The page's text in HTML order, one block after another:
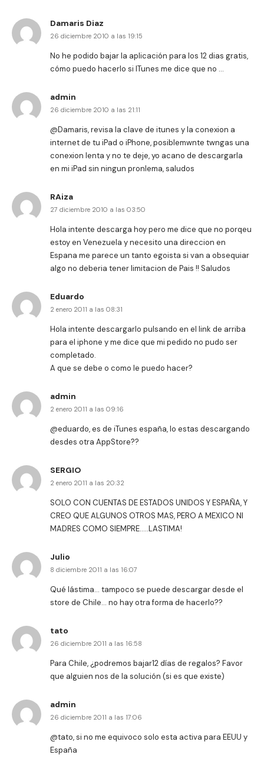
Damaris Diaz
26 diciembre 2010 a las 19:15
No he podido bajar la aplicación para los 12 dias gratis,
cómo puedo hacerlo si ITunes me dice que no …
admin
26 diciembre 2010 a las 21:11
@Damaris, revisa la clave de itunes y la conexion a
internet de tu iPad o iPhone, posiblemwnte twngas una
conexion lenta y no te deje, yo acano de descargarla
en mi iPad sin ningun pronlema, saludos
RAiza
27 diciembre 2010 a las 03:50
Hola intente descarga hoy pero me dice que no porqeu
estoy en Venezuela y necesito una direccion en
Espana me parece un tanto egoista si van a obsequiar
algo no deberia tener limitacion de Pais !! Saludos
Eduardo
2 enero 2011 a las 08:31
Hola intente descargarlo pulsando en el link de arriba
para el iphone y me dice que mi pedido no pudo ser
completado.
A que se debe o como le puedo hacer?
admin
2 enero 2011 a las 09:16
@eduardo, es de iTunes españa, lo estas descargando
desdes otra AppStore??
SERGIO
2 enero 2011 a las 20:32
SOLO CON CUENTAS DE ESTADOS UNIDOS Y ESPAÑA, Y
CREO QUE ALGUNOS OTROS MAS, PERO A MEXICO NI
MADRES COMO SIEMPRE…..LASTIMA!
Julio
8 diciembre 2011 a las 16:07
Qué lástima… tampoco se puede descargar desde el
store de Chile… no hay otra forma de hacerlo??
tato
26 diciembre 2011 a las 16:58
Para Chile, ¿podremos bajar12 días de regalos? Favor
que alguien nos de la solución (si es que existe)
admin
26 diciembre 2011 a las 17:06
@tato, si no me equivoco solo esta activa para EEUU y
España